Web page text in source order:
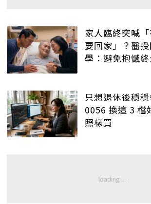
家人臨終突喊
要回家」？醫
學：避免抱憾終
只想退休後穩
0056 換這 3 檔
照樣買